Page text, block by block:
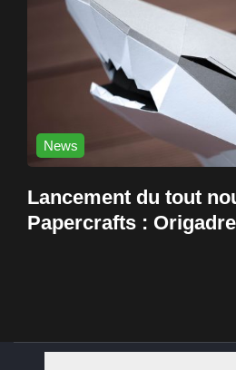
News
Lancement du tout
Papercrafts :